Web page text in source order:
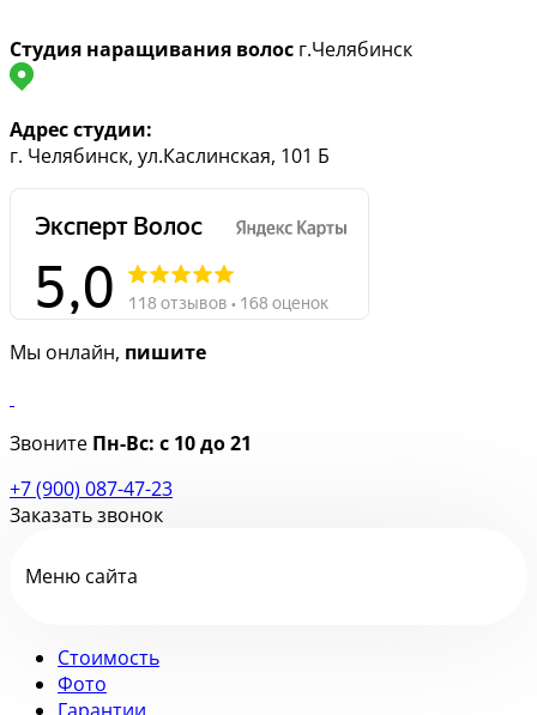
Студия наращивания волос г.Челябинск
Адрес студии:
г. Челябинск, ул.Каслинская, 101 Б
Мы онлайн, пишите
Звоните Пн-Вс: с 10 до 21
+7 (900) 087-47-23
Заказать звонок
Меню сайта
Стоимость
Фото